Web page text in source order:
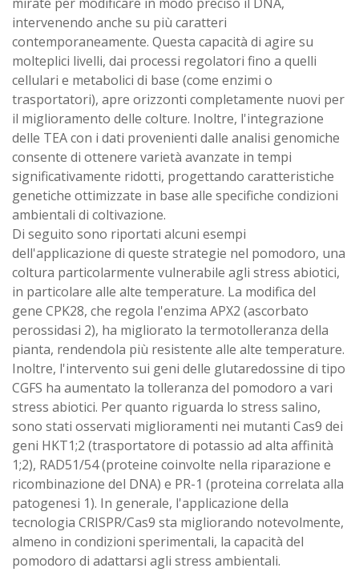
mirate per modificare in modo preciso il DNA,
intervenendo anche su più caratteri
contemporaneamente. Questa capacità di agire su
molteplici livelli, dai processi regolatori fino a quelli
cellulari e metabolici di base (come enzimi o
trasportatori), apre orizzonti completamente nuovi per
il miglioramento delle colture. Inoltre, l'integrazione
delle TEA con i dati provenienti dalle analisi genomiche
consente di ottenere varietà avanzate in tempi
significativamente ridotti, progettando caratteristiche
genetiche ottimizzate in base alle specifiche condizioni
ambientali di coltivazione.
Di seguito sono riportati alcuni esempi
dell'applicazione di queste strategie nel pomodoro, una
coltura particolarmente vulnerabile agli stress abiotici,
in particolare alle alte temperature. La modifica del
gene CPK28, che regola l'enzima APX2 (ascorbato
perossidasi 2), ha migliorato la termotolleranza della
pianta, rendendola più resistente alle alte temperature.
Inoltre, l'intervento sui geni delle glutaredossine di tipo
CGFS ha aumentato la tolleranza del pomodoro a vari
stress abiotici. Per quanto riguarda lo stress salino,
sono stati osservati miglioramenti nei mutanti Cas9 dei
geni HKT1;2 (trasportatore di potassio ad alta affinità
1;2), RAD51/54 (proteine coinvolte nella riparazione e
ricombinazione del DNA) e PR-1 (proteina correlata alla
patogenesi 1). In generale, l'applicazione della
tecnologia CRISPR/Cas9 sta migliorando notevolmente,
almeno in condizioni sperimentali, la capacità del
pomodoro di adattarsi agli stress ambientali.